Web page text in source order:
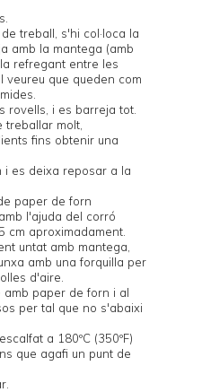
treball, s'hi col·loca la
amb la mantega (amb
refregant entre les
veureu que queden com
rovells, i es barreja tot.
treballar molt,
fins obtenir una
i es deixa reposar a la
paper de forn
l'ajuda del corró
cm aproximadament.
untat amb mantega,
amb una forquilla per
d'aire.
amb paper de forn i al
per tal que no s'abaixi
a 180ºC (350ºF)
que agafi un punt de